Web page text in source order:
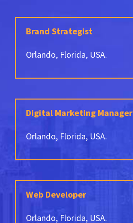
Brand Strategist
Orlando, Florida, USA.
Digital Marketing Manager
Orlando, Florida, USA.
Web Developer
Orlando, Florida, USA.